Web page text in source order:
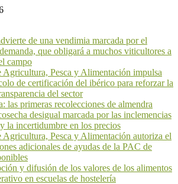
de una vendimia marcada por el
que obligará a muchos viticultores a
campo
Pesca y Alimentación impulsa
de certificación del ibérico para reforzar la
del sector
las primeras recolecciones de almendra
desigual marcada por las inclemencias
la incertidumbre en los precios
Pesca y Alimentación autoriza el
adicionales de ayudas de la PAC de
y difusión de los valores de los alimentos
en escuelas de hostelería